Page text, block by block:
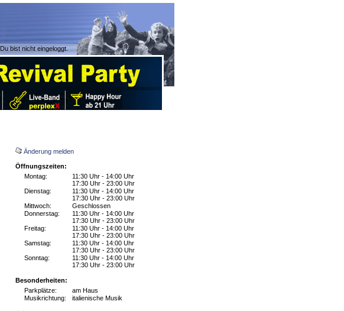
Du bist nicht eingeloggt.
Änderung melden
Öffnungszeiten:
Montag:
11:30 Uhr - 14:00 Uhr
17:30 Uhr - 23:00 Uhr
Dienstag:
11:30 Uhr - 14:00 Uhr
17:30 Uhr - 23:00 Uhr
Mittwoch:
Geschlossen
Donnerstag:
11:30 Uhr - 14:00 Uhr
17:30 Uhr - 23:00 Uhr
Freitag:
11:30 Uhr - 14:00 Uhr
17:30 Uhr - 23:00 Uhr
Samstag:
11:30 Uhr - 14:00 Uhr
17:30 Uhr - 23:00 Uhr
Sonntag:
11:30 Uhr - 14:00 Uhr
17:30 Uhr - 23:00 Uhr
Besonderheiten:
Parkplätze:
am Haus
Musikrichtung: italienische Musik